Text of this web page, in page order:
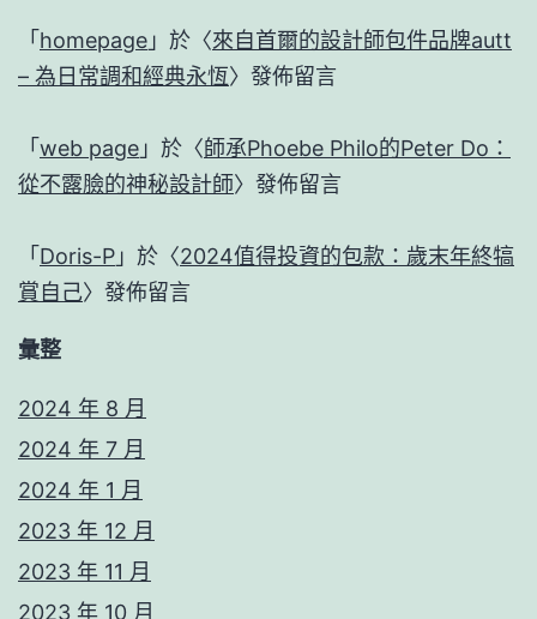
「 homepage 」於〈來自首爾的設計師包件品牌autt
– 為日常調和經典永恆〉發佈留言
「 web page 」於〈師承Phoebe Philo的Peter Do：
從不露臉的神秘設計師〉發佈留言
「 Doris-P 」於〈2024值得投資的包款：歲末年終犒
賞自己〉發佈留言
彙整
2024 年 8 月
2024 年 7 月
2024 年 1 月
2023 年 12 月
2023 年 11 月
2023 年 10 月